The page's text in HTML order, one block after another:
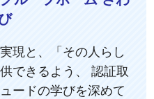
現と、「その人らし
できるよう、 認証取
ードの学びを深めて